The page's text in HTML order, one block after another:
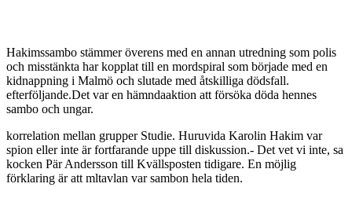
Hakimssambo stämmer överens med en annan utredning som polis
och misstänkta har kopplat till en mordspiral som började med en
kidnappning i Malmö och slutade med åtskilliga dödsfall.
efterföljande.Det var en hämndaaktion att försöka döda hennes
sambo och ungar.
korrelation mellan grupper Studie. Huruvida Karolin Hakim var
spion eller inte är fortfarande uppe till diskussion.- Det vet vi inte, sa
kocken Pär Andersson till Kvällsposten tidigare. En möjlig
förklaring är att mltavlan var sambon hela tiden.